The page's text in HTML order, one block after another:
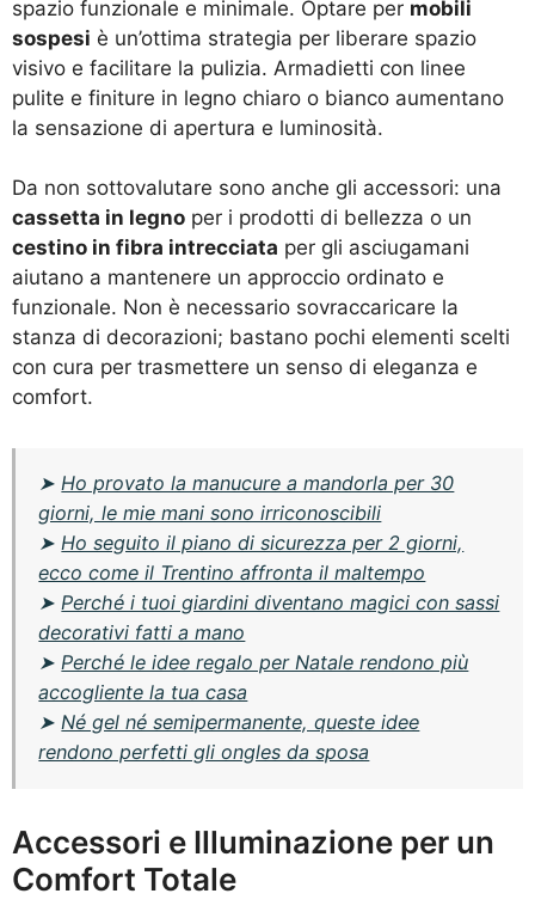
spazio funzionale e minimale. Optare per mobili
sospesi è un’ottima strategia per liberare spazio
visivo e facilitare la pulizia. Armadietti con linee
pulite e finiture in legno chiaro o bianco aumentano
la sensazione di apertura e luminosità.
Da non sottovalutare sono anche gli accessori: una
cassetta in legno per i prodotti di bellezza o un
cestino in fibra intrecciata per gli asciugamani
aiutano a mantenere un approccio ordinato e
funzionale. Non è necessario sovraccaricare la
stanza di decorazioni; bastano pochi elementi scelti
con cura per trasmettere un senso di eleganza e
comfort.
➤Ho provato la manucure a mandorla per 30
giorni, le mie mani sono irriconoscibili
➤Ho seguito il piano di sicurezza per 2 giorni,
ecco come il Trentino affronta il maltempo
➤Perché i tuoi giardini diventano magici con sassi
decorativi fatti a mano
➤Perché le idee regalo per Natale rendono più
accogliente la tua casa
➤Né gel né semipermanente, queste idee
rendono perfetti gli ongles da sposa
Accessori e Illuminazione per un
Comfort Totale